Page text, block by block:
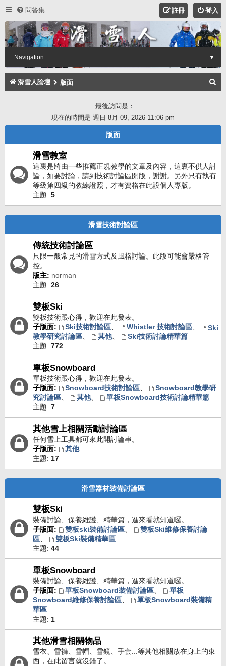
問答集 登入
註冊
Navigation ▼
滑雪人論壇 版面
最後訪問是：
現在的時間是 週日 8月 09, 2026 11:06 pm
版面
滑雪教室
這裏是將由一些推薦正規教學的文章及內容，這裏不供人討
論，如要討論，請到技術討論區開版，謝謝。另外只有執有
等級第四級的教練證照，才有資格在此設個人專版。
主題: 5
滑雪技術討論區
傳統技術討論區
只限一般常見的滑雪方式及風格討論。此版可能會嚴格管
控。
版主: norman
主題: 26
雙板Ski
雙板技術跟心得，歡迎在此發表。
子版面:
Ski技術討論區、 Whistler 技術討論區、
Ski
教學研究討論區
其他、
Ski技術討論精華篇
主題: 772
單板Snowboard
單板技術跟心得，歡迎在此發表。
子版面:
Snowboard技術討論區、
Snowboard教學研
究討論區
其他、
單板Snowboard技術討論精華篇
主題: 7
其他雪上相關活動討論區
任何雪上工具都可來此開討論串。
子版面:
其他
主題: 17
滑雪器材裝備討論區
雙板Ski
裝備討論、保養維護、精華篇，進來看就知道囉。
子版面:
雙板ski裝備討論區、
雙板Ski維修保養討論
區
雙板Ski裝備精華區
主題: 44
單板Snowboard
裝備討論、保養維護、精華篇，進來看就知道囉。
子版面:
單板Snowboard裝備討論區、
單板
Snowboard維修保養討論區
單板Snowboard裝備精
華區
主題: 1
其他滑雪相關物品
雪衣、雪褲、雪帽、雪鏡、手套...等其他相關放在身上的東
西，在此留言就沒錯了。